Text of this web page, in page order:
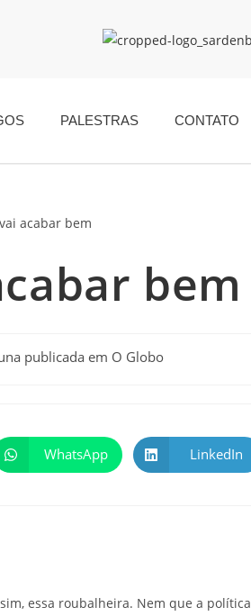
PALESTRAS CONTATO
bem
publicada em O Globo
WhatsApp LinkedIn
essa roubalheira. Nem que a política